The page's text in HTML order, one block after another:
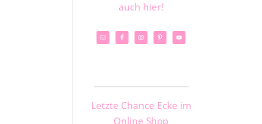
auch hier!
Letzte Chance Ecke im
Online Shop